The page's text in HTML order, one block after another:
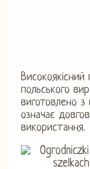
польського
виготовлено з
означає
використання.